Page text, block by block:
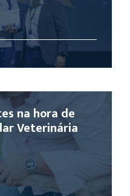
na hora de
Veterinária